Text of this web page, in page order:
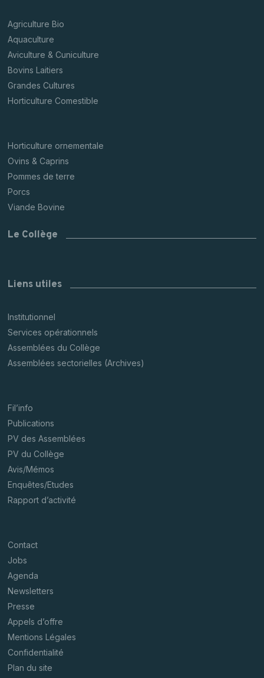
Agriculture Bio
Aquaculture
Aviculture & Cuniculture
Bovins Laitiers
Grandes Cultures
Horticulture Comestible
Horticulture ornementale
Ovins & Caprins
Pommes de terre
Porcs
Viande Bovine
Le Collège
Liens utiles
Institutionnel
Services opérationnels
Assemblées du Collège
Assemblées sectorielles (Archives)
Fil’info
Publications
PV des Assemblées
PV du Collège
Avis/Mémos
Enquêtes/Etudes
Rapport d’activité
Contact
Jobs
Agenda
Newsletters
Presse
Appels d’offre
Mentions Légales
Confidentialité
Plan du site